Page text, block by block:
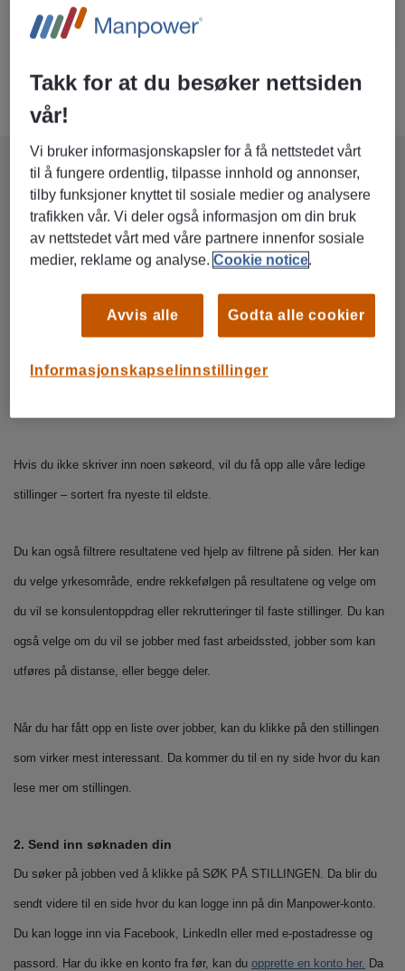
LES MER OM STILLINGEN
Slik søker du jobb hos oss
1. Finn en jobb du vil søke på
sted for å finne jobber nær deg. Hvis du lar feltet for sted stå tomt, vil
også velge å kun legge inn et sted for å se alle ledige stillinger i
Hvis du ikke skriver inn noen søkeord, vil du få opp alle våre ledige
stillinger – sortert fra nyeste til eldste.
Du kan også filtrere resultatene ved hjelp av filtrene på siden. Her kan
du velge yrkesområde, endre rekkefølgen på resultatene og velge om
du vil se konsulentoppdrag eller rekrutteringer til faste stillinger. Du kan
også velge om du vil se jobber med fast arbeidssted, jobber som kan
utføres på distanse, eller begge deler.
Når du har fått opp en liste over jobber, kan du klikke på den stillingen
som virker mest interessant. Da kommer du til en ny side hvor du kan
lese mer om stillingen.
2. Send inn søknaden din
Du søker på jobben ved å klikke på SØK PÅ STILLINGEN. Da blir du
sendt videre til en side hvor du kan logge inn på din Manpower-konto.
Du kan logge inn via Facebook, LinkedIn eller med e-postadresse og
passord. Har du ikke en konto fra før, kan du opprette en konto her. Da
Takk for at du besøker nettsiden
vår!
Vi bruker informasjonskapsler for å få nettstedet vårt
til å fungere ordentlig, tilpasse innhold og annonser,
tilby funksjoner knyttet til sosiale medier og analysere
trafikken vår. Vi deler også informasjon om din bruk
av nettstedet vårt med våre partnere innenfor sosiale
medier, reklame og analyse.Cookie notice.
Informasjonskapselinnstillinger
Avvis alle Godta alle cookier